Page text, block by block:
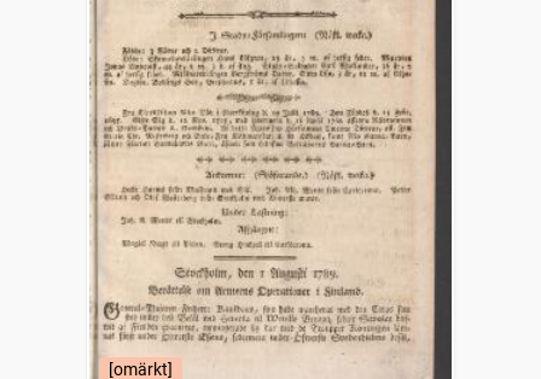
[omärkt]